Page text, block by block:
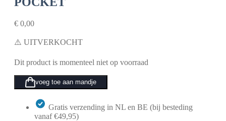
€ 0,00
⚠️ UITVERKOCHT
Dit product is momenteel niet op voorraad
voeg toe aan mandje
Gratis verzending in NL en BE (bij besteding
vanaf €49,95)